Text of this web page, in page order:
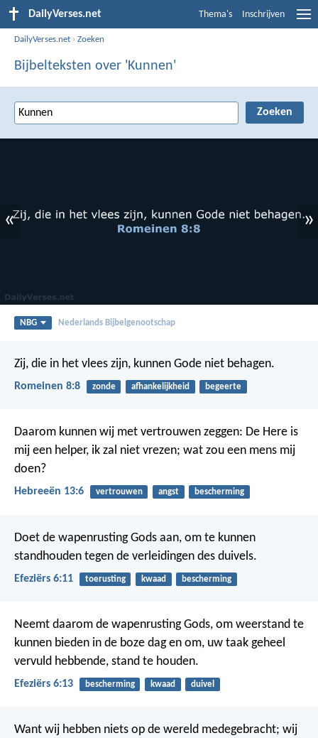
DailyVerses.net Thema's Inschrijven
DailyVerses.net ›Zoeken
Bijbelteksten over 'Kunnen'
« »
NBG Nederlands Bijbelgenootschap
Zij, die in het vlees zijn, kunnen Gode niet behagen.
Romeinen 8:8 zonde afhankelijkheid begeerte
Daarom kunnen wij met vertrouwen zeggen: De Here is
mij een helper, ik zal niet vrezen; wat zou een mens mij
doen?
Hebreeën 13:6 vertrouwen angst bescherming
Doet de wapenrusting Gods aan, om te kunnen
standhouden tegen de verleidingen des duivels.
Efeziërs 6:11 toerusting kwaad bescherming
Neemt daarom de wapenrusting Gods, om weerstand te
kunnen bieden in de boze dag en om, uw taak geheel
vervuld hebbende, stand te houden.
Efeziërs 6:13 bescherming kwaad duivel
Want wij hebben niets op de wereld medegebracht; wij